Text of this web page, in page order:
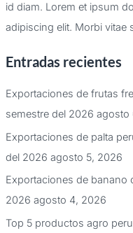
id diam. Lorem et ipsum
adipiscing elit. Morbi vitae
Entradas recientes
Exportaciones de frutas
semestre del 2026 agosto
Exportaciones de palta
del 2026 agosto 5, 2026
Exportaciones de banano
2026 agosto 4, 2026
Top 5 productos agro